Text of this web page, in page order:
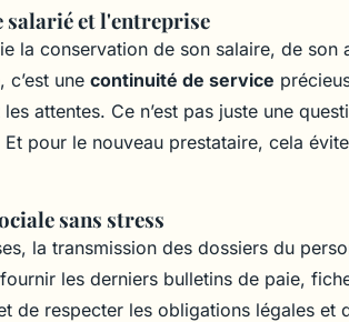
salarié et l'entreprise
la conservation de son salaire, de son
c’est une continuité de service
attentes. Ce n’est pas juste une
pour le nouveau prestataire, cela
sans stress
la transmission des dossiers du
les derniers bulletins de paie,
de respecter les obligations légales et